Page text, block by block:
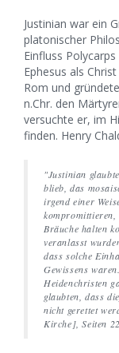
Justinian war ein
platonischer
Einfluss
Ephesus als
Rom und
n.Chr. den
versuchte er, im
finden. Henry
"Justinian
blieb, das
irgend einer
kompromittieren,
Bräuche halten
veranlasst
dass solche
Gewissens
Heidenchristen
glaubten, dass
nicht gerettet
Kirche], Seiten